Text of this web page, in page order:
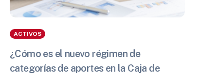
ACTIVOS
¿Cómo es el nuevo régimen de
categorías de aportes en la Caja de